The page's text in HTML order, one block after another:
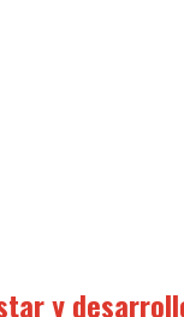
y